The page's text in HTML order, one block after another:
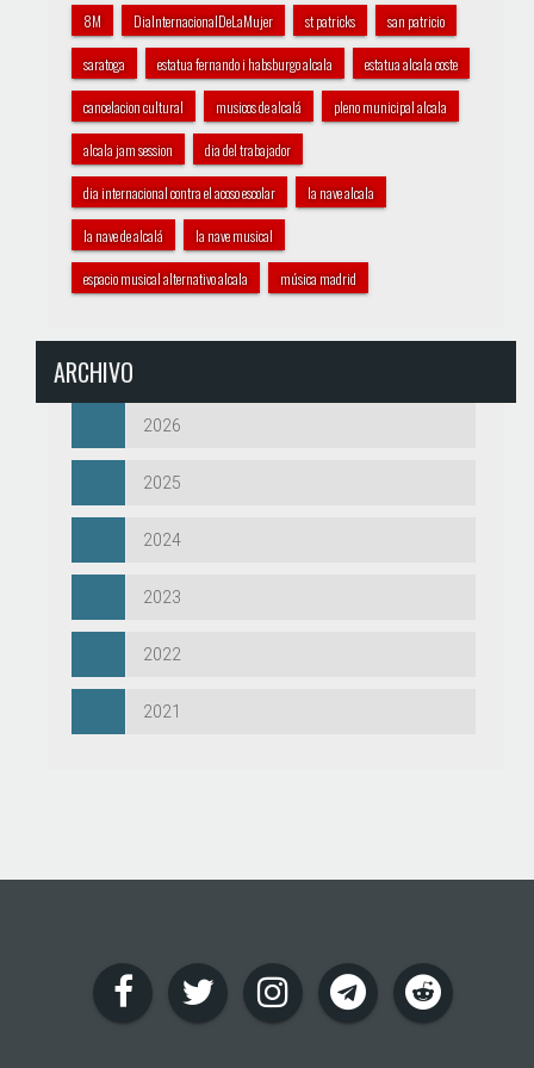
8M DiaInternacionalDeLaMujer st patricks san patricio
saratoga estatua fernando i habsburgo alcala estatua alcala coste
cancelacion cultural musicos de alcalá pleno municipal alcala
alcala jam session dia del trabajador
dia internacional contra el acoso escolar la nave alcala
la nave de alcalá la nave musical
espacio musical alternativo alcala música madrid
ARCHIVO
2026
2025
2024
2023
2022
2021